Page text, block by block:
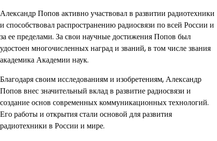
Александр Попов активно участвовал в развитии радиотехники
и способствовал распространению радиосвязи по всей России и
за ее пределами. За свои научные достижения Попов был
удостоен многочисленных наград и званий, в том числе звания
академика Академии наук.
Благодаря своим исследованиям и изобретениям, Александр
Попов внес значительный вклад в развитие радиосвязи и
создание основ современных коммуникационных технологий.
Его работы и открытия стали основой для развития
радиотехники в России и мире.